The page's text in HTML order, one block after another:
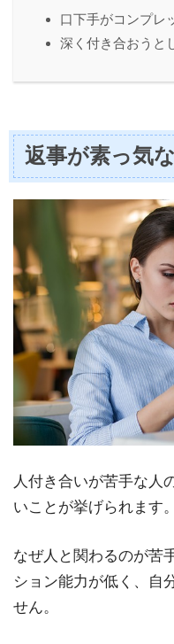
口下手がコンプレ
深く付き合おうと
返事が素っ気
人付き合いが苦手な人
いことが挙げられます。
なぜ人と関わるのが苦
ション能力が低く、自
せん。